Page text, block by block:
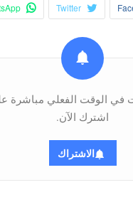
Twitter
في الوقت الفعلي مباشرة
اشترك الآن.
الاشتراك